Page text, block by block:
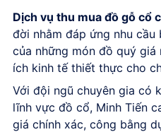
Dịch vụ thu mua đồ gỗ cổ
đời nhằm đáp ứng nhu
của những món đồ quý
ích kinh tế thiết thực cho
Với đội ngũ chuyên gia có
lĩnh vực đồ cổ, Minh Tiến
giá chính xác, công bằng